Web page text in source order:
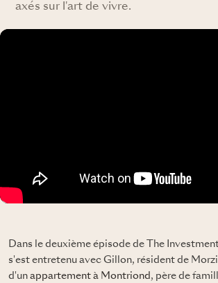
axés sur l'art de vivre.
Dans le deuxième épisode de The
s'est entretenu avec Gillon, résident de
d'un appartement à Montriond , père de